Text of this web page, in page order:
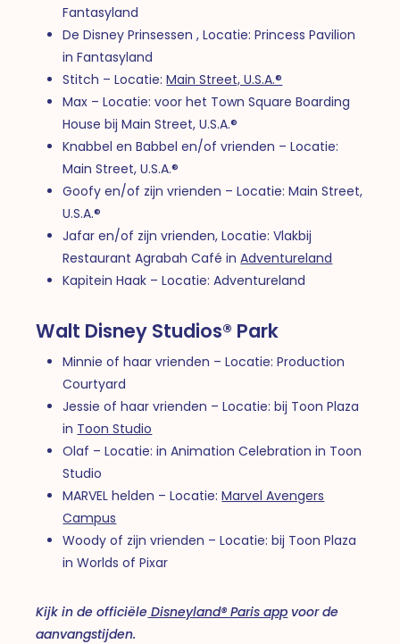
Fantasyland
De Disney Prinsessen , Locatie: Princess Pavilion
in Fantasyland
Stitch – Locatie:Main Street, U.S.A.®
Max – Locatie: voor het Town Square Boarding
House bij Main Street, U.S.A.®
Knabbel en Babbel en/of vrienden – Locatie:
Main Street, U.S.A.®
Goofy en/of zijn vrienden – Locatie: Main Street,
U.S.A.®
Jafar en/of zijn vrienden, Locatie: Vlakbij
Restaurant Agrabah Café inAdventureland
Kapitein Haak – Locatie: Adventureland
Walt Disney Studios® Park
Minnie of haar vrienden – Locatie: Production
Courtyard
Jessie of haar vrienden – Locatie: bij Toon Plaza
in Toon Studio
Olaf – Locatie: in Animation Celebration in Toon
Studio
MARVEL helden – Locatie:Marvel Avengers
Campus
Woody of zijn vrienden – Locatie: bij Toon Plaza
in Worlds of Pixar
Kijk in de officiële Disneyland® Paris app voor de
aanvangstijden.